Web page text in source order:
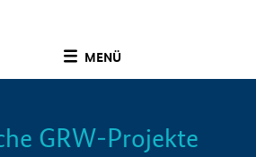
MENÜ
Info
GRW-Projekte